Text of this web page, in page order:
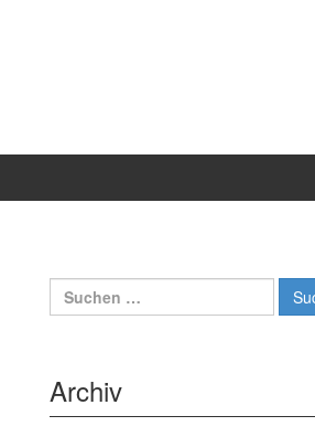
Suche
nach:
Archiv